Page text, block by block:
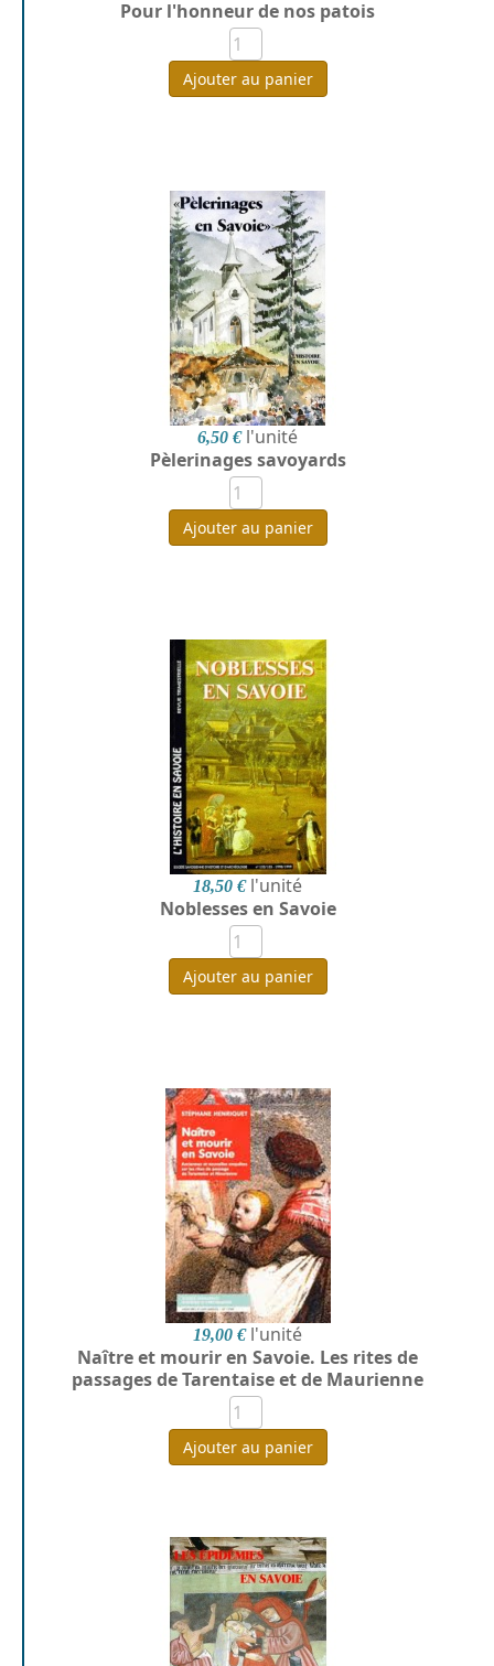
Pour l'honneur de nos patois
Ajouter au panier
6,50 € l'unité
Pèlerinages savoyards
Ajouter au panier
18,50 € l'unité
Noblesses en Savoie
Ajouter au panier
19,00 € l'unité
Naître et mourir en Savoie. Les rites de
passages de Tarentaise et de Maurienne
Ajouter au panier